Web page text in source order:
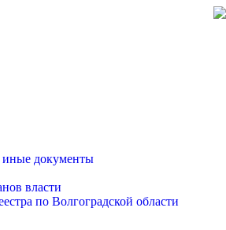
иные документы
власти
по Волгоградской области